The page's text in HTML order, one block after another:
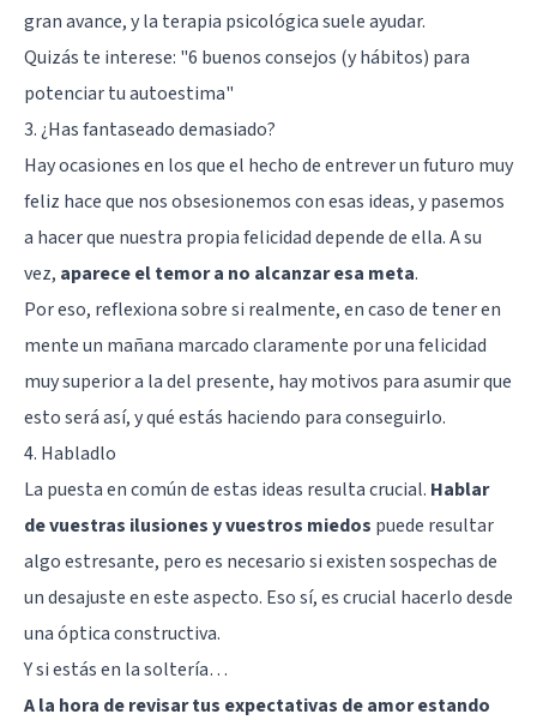
gran avance, y la terapia psicológica suele ayudar.
Quizás te interese: "6 buenos consejos (y hábitos) para
potenciar tu autoestima"
3. ¿Has fantaseado demasiado?
Hay ocasiones en los que el hecho de entrever un futuro muy
feliz hace que nos obsesionemos con esas ideas, y pasemos
a hacer que nuestra propia felicidad depende de ella. A su
vez, aparece el temor a no alcanzar esa meta.
Por eso, reflexiona sobre si realmente, en caso de tener en
mente un mañana marcado claramente por una felicidad
muy superior a la del presente, hay motivos para asumir que
esto será así, y qué estás haciendo para conseguirlo.
4. Habladlo
La puesta en común de estas ideas resulta crucial. Hablar
de vuestras ilusiones y vuestros miedos puede resultar
algo estresante, pero es necesario si existen sospechas de
un desajuste en este aspecto. Eso sí, es crucial hacerlo desde
una óptica constructiva.
Y si estás en la soltería…
A la hora de revisar tus expectativas de amor estando